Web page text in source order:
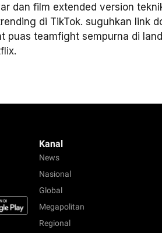
dan film extended version
di TikTok. suguhkan link
puas teamfight sempurna di
Kanal
News
Nasional
Global
Megapolitan
Regional